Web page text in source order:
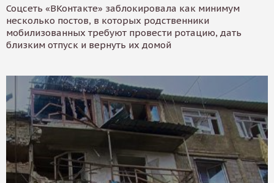
Соцсеть «ВКонтакте» заблокировала как минимум
несколько постов, в которых родственники
мобилизованных требуют провести ротацию, дать
близким отпуск и вернуть их домой